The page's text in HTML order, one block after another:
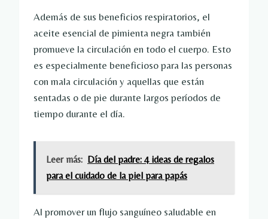
Además de sus beneficios respiratorios, el
aceite esencial de pimienta negra también
promueve la circulación en todo el cuerpo. Esto
es especialmente beneficioso para las personas
con mala circulación y aquellas que están
sentadas o de pie durante largos períodos de
tiempo durante el día.
Leer más: Día del padre: 4 ideas de regalos
para el cuidado de la piel para papás
Al promover un flujo sanguíneo saludable en